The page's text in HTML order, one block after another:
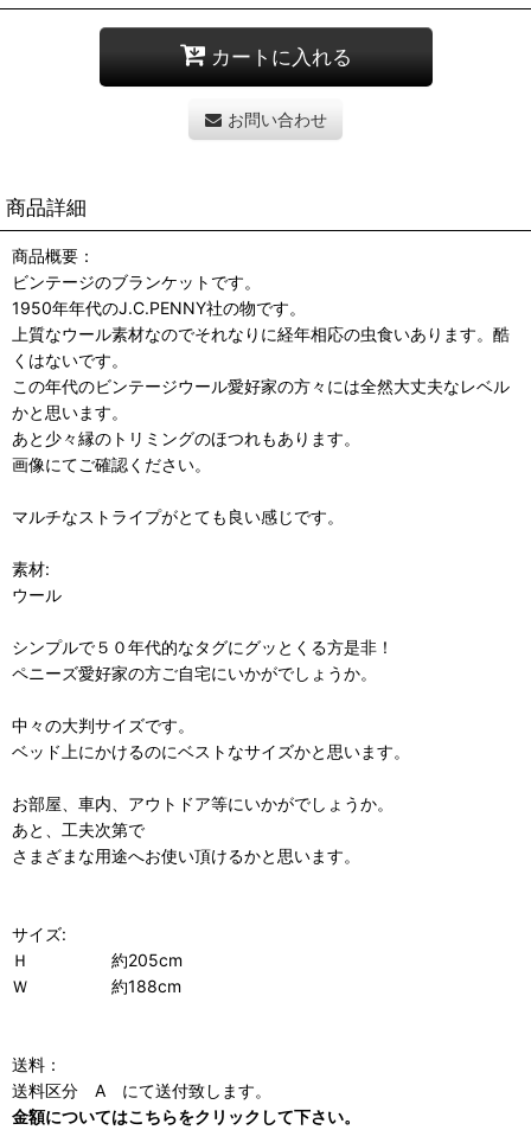
カートに入れる
お問い合わせ
商品詳細
商品概要：
ビンテージのブランケットです。
1950年年代のJ.C.PENNY社の物です。
上質なウール素材なのでそれなりに経年相応の虫食いあります。酷
くはないです。
この年代のビンテージウール愛好家の方々には全然大丈夫なレベル
かと思います。
あと少々縁のトリミングのほつれもあります。
画像にてご確認ください。
マルチなストライプがとても良い感じです。
素材:
ウール
シンプルで５０年代的なタグにグッとくる方是非！
ペニーズ愛好家の方ご自宅にいかがでしょうか。
中々の大判サイズです。
ベッド上にかけるのにベストなサイズかと思います。
お部屋、車内、アウトドア等にいかがでしょうか。
あと、工夫次第で
さまざまな用途へお使い頂けるかと思います。
サイズ:
Ｈ 約205cm
Ｗ 約188cm
送料：
送料区分 A にて送付致します。
金額についてはこちらをクリックして下さい。